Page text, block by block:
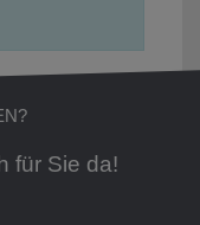
für Sie da!